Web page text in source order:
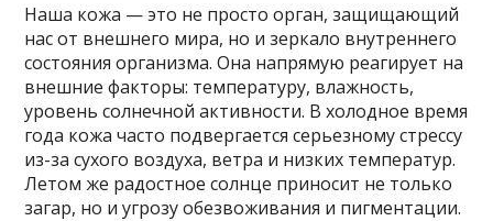
Наша кожа — это не просто орган, защищающий
нас от внешнего мира, но и зеркало внутреннего
состояния организма. Она напрямую реагирует на
внешние факторы: температуру, влажность,
уровень солнечной активности. В холодное время
года кожа часто подвергается серьезному стрессу
из-за сухого воздуха, ветра и низких температур.
Летом же радостное солнце приносит не только
загар, но и угрозу обезвоживания и пигментации.